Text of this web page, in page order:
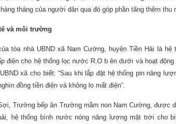
tháng của người dân qua đó góp phần tãng thêm thu
và môi trường
tòa nhà UBND xã Nam Cường, huyện Tiền Hải là
điện cho hệ thống lọc nước R.O b ên dưới và hoạt động
xã cho biết: “Sau khi lắp đặt hệ thống pin năng
đồng tiền điện và không lo mất điện”.
Trưởng bếp ăn Trường mầm non Nam Cường, được
hệ thống bình nước nóng năng lượng mặt trời cho